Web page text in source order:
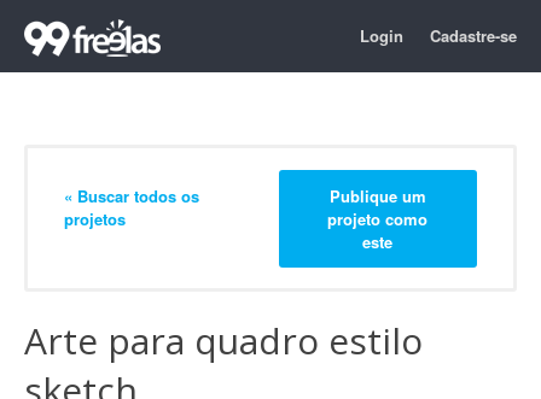
Login Cadastre-se
« Buscar todos os
projetos
Publique um
projeto como
este
Arte para quadro estilo